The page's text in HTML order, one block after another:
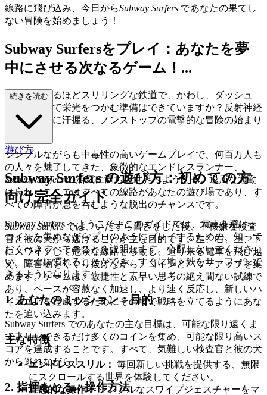
線路に飛び込み、今日からSubway Surfers であなたの果てし
ない冒険を始めましょう！
Subway Surfersをプレイ：あなたを夢
中にさせる次なるゲーム！...
想像を絶するほどスリリングな鉄道で、かわし、ダッシュ
し、疾走して栄光をつかむ準備はできていますか？反射神経
を試し、手に汗握る、ノンストップの電撃的な冒険の始まり
です！
シンプルながらも中毒性の高いゲームプレイで、何百万人も
の人々を魅了してきた、象徴的なエンドレスランナー、
Subway Surfersの活気に満ちた世界へようこそ。退屈な通勤
は忘れ、ここではすべての線路があなたの遊び場であり、す
べての障害が息を呑むような脱出のチャンスです。
Subway Surfersでは、いたずら書きをした後、不機嫌な検査
官と彼の犬から逃げることが主な目的です。左、右、上、下
にスワイプして危険な線路を移動し、迫り来る電車を飛び越
え、障害物をくぐり抜けながら、コインとパワーアップを集
めます。ゲームは、敏捷性と素早い思考の絶え間ない試練で
あり、ペースが容赦なく加速し、より速く反応し、新しいハ
イスコアを達成するためにその場で戦略を立てるようにあな
たを追い込みます。
主な特徴
エンドレススリル： 毎回新しい挑戦を提供する、無限
にスクロールする世界を体験してください。
直感的な操作：シンプルなスワイプジェスチャーをマ
続きを読む
遊び方
Subway Surfers の遊び方：初めての方
向け完全ガイド
Subway Surfers へようこそ！このガイドでは、電車を避け、
コインを集めながらプロのようにプレイするための、知って
おくべきすべてのことを説明します。心配しないでくださ
い。すぐに慣れることができ、すぐに地下鉄をサーフィンで
きるようになります！
1. あなたのミッション：目的
Subway Surfers でのあなたの主な目標は、可能な限り遠くま
で走り、できるだけ多くのコインを集め、可能な限り高いス
コアを達成することです。すべて、気難しい検査官と彼の犬
から逃れながら！
2. 指揮をとる：操作方法